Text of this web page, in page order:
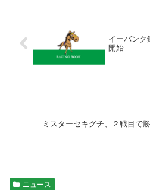
イーバンク
開始
ミスターセキグチ、２戦目で
ニュース